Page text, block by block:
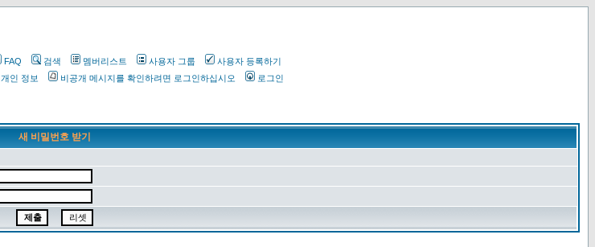
FAQ 검색 멤버리스트 사용자 그룹
사용자 등록하기
개인 정보
비공개 메시지를 확인하려면 로그인하십시오 로그인
새 비밀번호 받기